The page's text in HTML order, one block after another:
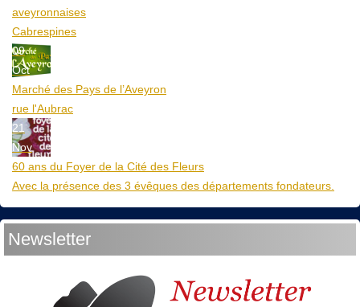
aveyronnaises
Cabrespines
09
Oct
Marché des Pays de l’Aveyron
rue l'Aubrac
21
Nov
60 ans du Foyer de la Cité des Fleurs
Avec la présence des 3 évêques des départements fondateurs.
Newsletter